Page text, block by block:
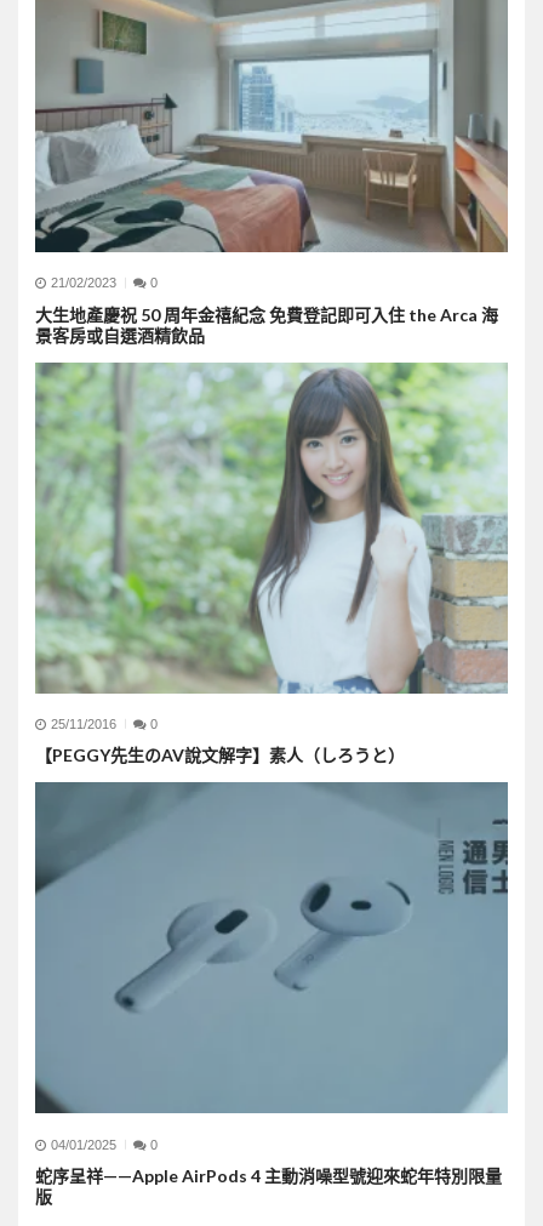
21/02/2023 0
大生地產慶祝 50 周年金禧紀念 免費登記即可入住 the Arca 海
景客房或自選酒精飲品
25/11/2016 0
【PEGGY先生のAV說文解字】素人（しろうと）
04/01/2025 0
蛇序呈祥——Apple AirPods 4 主動消噪型號迎來蛇年特別限量
版